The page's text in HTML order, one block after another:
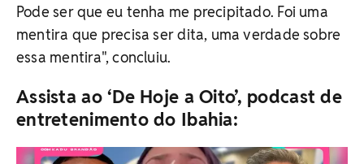
Pode ser que eu tenha me precipitado. Foi uma
mentira que precisa ser dita, uma verdade sobre
essa mentira", concluiu.
Assista ao ‘De Hoje a Oito’, podcast de
entretenimento do Ibahia: